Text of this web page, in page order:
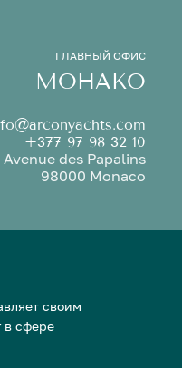
ГЛАВНЫЙ ОФИС
МОНАКО
+377 97 98 32 10
Avenue des Papalins
98000 Monaco
своим
в сфере